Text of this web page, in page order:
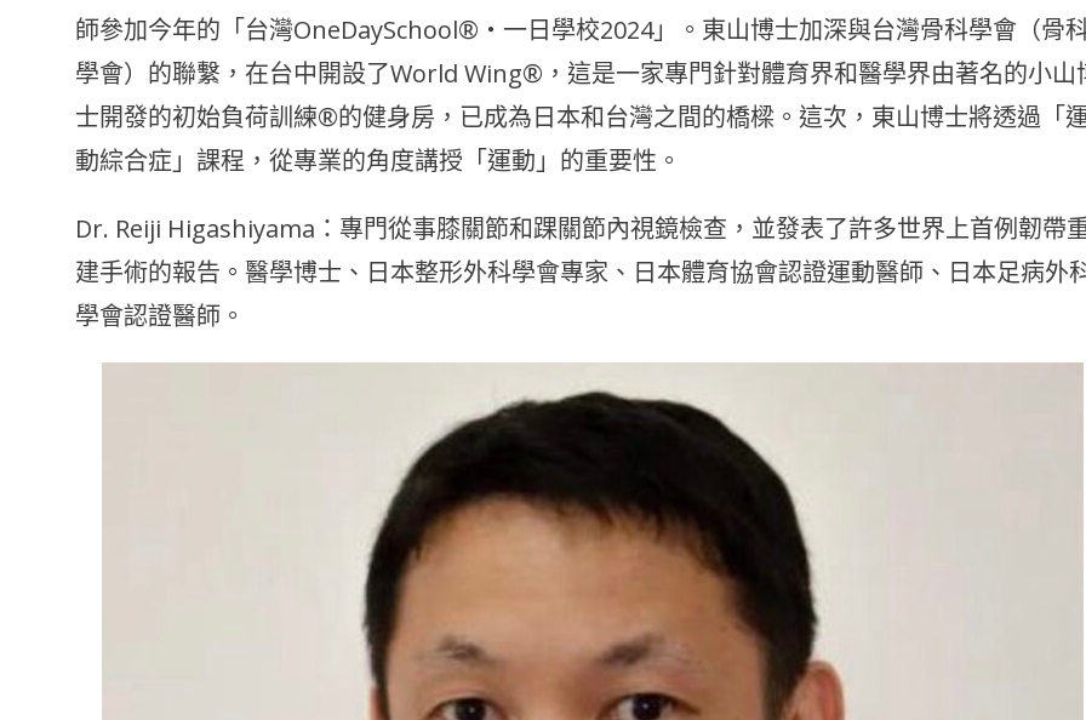
師參加今年的「台灣OneDaySchool®・一日學校2024」。東山博士加深與台灣骨科學會（骨
學會）的聯繫，在台中開設了World Wing®，這是一家專門針對體育界和醫學界由著名的小山
士開發的初始負荷訓練®的健身房，已成為日本和台灣之間的橋樑。這次，東山博士將透過「
動綜合症」課程，從專業的角度講授「運動」的重要性。
Dr. Reiji Higashiyama：專門從事膝關節和踝關節內視鏡檢查，並發表了許多世界上首例韌帶
建手術的報告。醫學博士、日本整形外科學會專家、日本體育協會認證運動醫師、日本足病外
學會認證醫師。